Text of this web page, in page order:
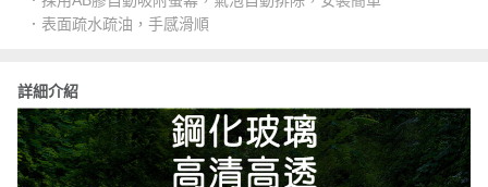
．表面疏水疏油，手感滑順
詳細介紹